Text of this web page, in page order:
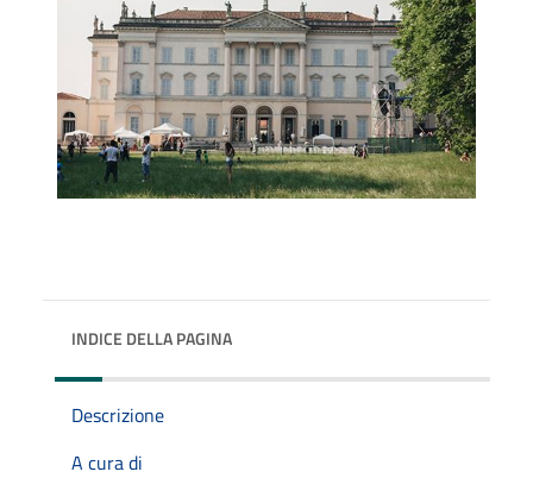
INDICE DELLA PAGINA
Descrizione
A cura di